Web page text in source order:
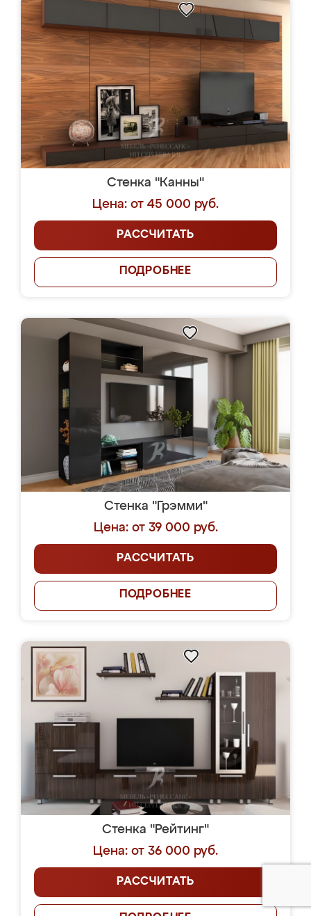
Стенка "Канны"
Цена: от 45 000 руб.
РАССЧИТАТЬ
ПОДРОБНЕЕ
Стенка "Грэмми"
Цена: от 39 000 руб.
РАССЧИТАТЬ
ПОДРОБНЕЕ
Стенка "Рейтинг"
Цена: от 36 000 руб.
РАССЧИТАТЬ